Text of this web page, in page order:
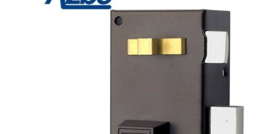
Cerradura de sobreponer, golpe y
de serreta. Con tirador. Indicar